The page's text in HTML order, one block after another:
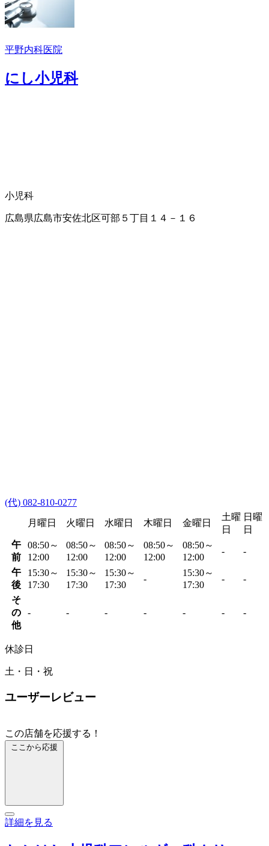
平野内科医院
にし小児科
小児科
広島県広島市安佐北区可部５丁目１４－１６
(代) 082-810-0277
月曜日
火曜日 水曜日 木曜日 金曜日
土曜
日
日曜
日
午
前
08:50～
12:00
08:50～
12:00
08:50～
12:00
08:50～
12:00
08:50～
12:00
- -
午
後
15:30～
17:30
15:30～
17:30
15:30～
17:30
-
15:30～
17:30
- -
そ
の
他
- - - - - - -
休診日
土・日・祝
ユーザーレビュー
この店舗を応援する！
ここから応援
詳細を見る